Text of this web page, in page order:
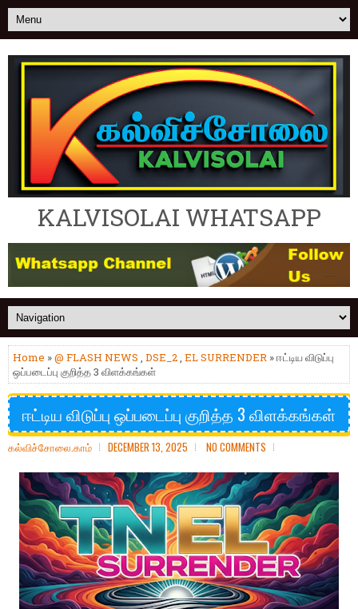
KALVISOLAI WHATSAPP
Home »@ FLASH NEWS , DSE_2, EL SURRENDER » ஈட்டிய விடுப்பு
ஒப்படைப்பு குறித்த 3 விளக்கங்கள்
ஈட்டிய விடுப்பு ஒப்படைப்பு குறித்த 3 விளக்கங்கள்
கல்விச்சோலை.காம் DECEMBER 13, 2025 NO COMMENTS